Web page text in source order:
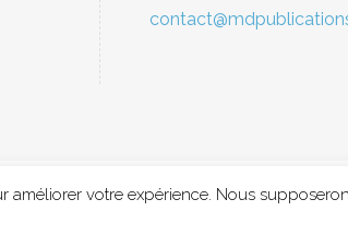
améliorer votre expérience. Nous